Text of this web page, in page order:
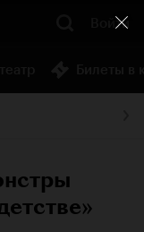
Войти